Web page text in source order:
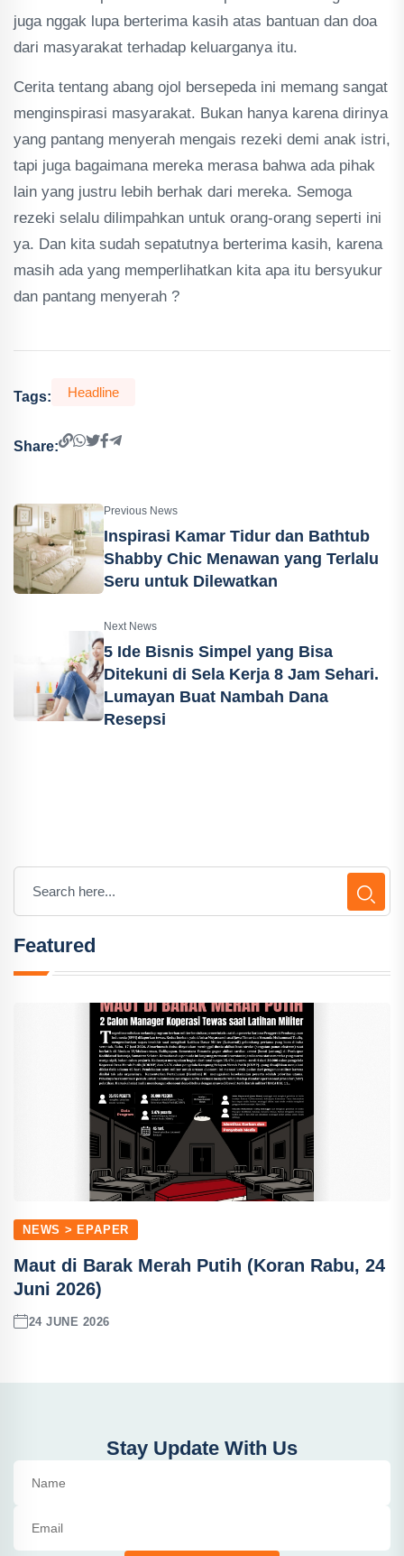
juga nggak lupa berterima kasih atas bantuan dan doa
dari masyarakat terhadap keluarganya itu.
Cerita tentang abang ojol bersepeda ini memang sangat
menginspirasi masyarakat. Bukan hanya karena dirinya
yang pantang menyerah mengais rezeki demi anak istri,
tapi juga bagaimana mereka merasa bahwa ada pihak
lain yang justru lebih berhak dari mereka. Semoga
rezeki selalu dilimpahkan untuk orang-orang seperti ini
ya. Dan kita sudah sepatutnya berterima kasih, karena
masih ada yang memperlihatkan kita apa itu bersyukur
dan pantang menyerah ?
Tags: Headline
Share:
Previous News
Inspirasi Kamar Tidur dan Bathtub
Shabby Chic Menawan yang Terlalu
Seru untuk Dilewatkan
Next News
5 Ide Bisnis Simpel yang Bisa
Ditekuni di Sela Kerja 8 Jam Sehari.
Lumayan Buat Nambah Dana
Resepsi
Featured
NEWS > EPAPER
Maut di Barak Merah Putih (Koran Rabu, 24
Juni 2026)
24 JUNE 2026
Stay Update With Us